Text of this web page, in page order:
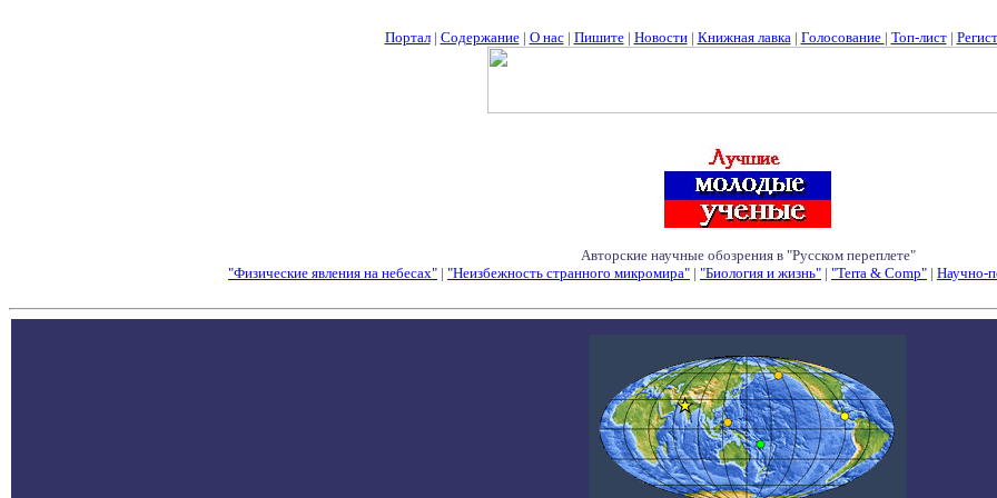
Портал| Содержание| О нас| Пишите| Новости| Книжная лавка| Голосование | Топ-лист|
Авторские научные обозрения в "Русском переплете"
"Физические явления на небесах" | "Неизбежность странного микромира" | "Биология и жизнь" | "Terra & Comp" | Научно-